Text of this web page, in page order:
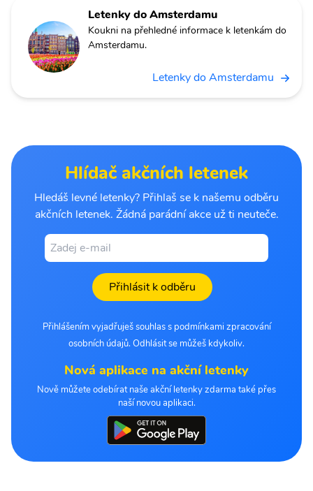
Letenky do Amsterdamu
Koukni na přehledné informace k letenkám do
Amsterdamu.
Letenky do Amsterdamu
Hlídač akčních letenek
Hledáš levné letenky? Přihlaš se k našemu odběru
akčních letenek. Žádná parádní akce už ti neuteče.
Přihlásit k odběru
Přihlášením vyjadřuješ souhlas s podmínkami zpracování
osobních údajů. Odhlásit se můžeš kdykoliv.
Nová aplikace na akční letenky
Nově můžete odebírat naše akční letenky zdarma také přes
naší novou aplikaci.